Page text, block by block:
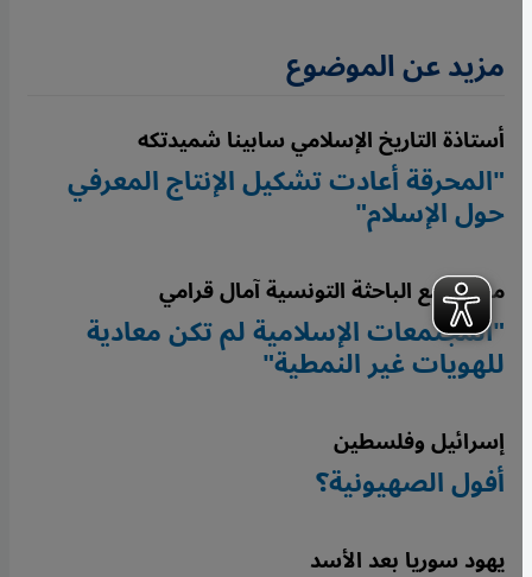
مزيد عن الموضوع
أستاذة التاريخ الإسلامي سابينا شميدتكه
"المحرقة أعادت تشكيل الإنتاج المعرفي
حول الإسلام"
مقابلة مع الباحثة التونسية آمال قرامي
"المجتمعات الإسلامية لم تكن معادية
للهويات غير النمطية"
إسرائيل وفلسطين
أفول الصهيونية؟
يهود سوريا بعد الأسد